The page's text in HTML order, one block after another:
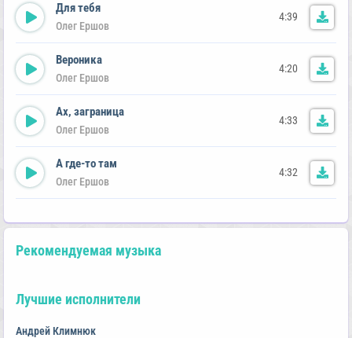
Для тебя
Олег Ершов
4:39
Вероника
Олег Ершов
4:20
Ах, заграница
Олег Ершов
4:33
А где-то там
Олег Ершов
4:32
Рекомендуемая музыка
Лучшие исполнители
Андрей Климнюк